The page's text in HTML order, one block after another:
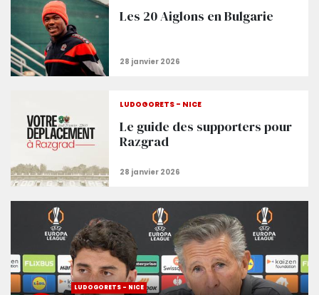
Les 20 Aiglons en Bulgarie
LUDOGORETS - NICE
Le guide des supporters pour
Razgrad
LUDOGORETS - NICE